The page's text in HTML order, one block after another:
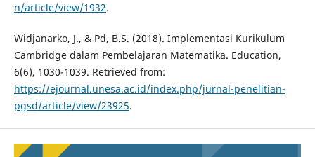
n/article/view/1932.
Widjanarko, J., & Pd, B.S. (2018). Implementasi Kurikulum
Cambridge dalam Pembelajaran Matematika. Education,
6(6), 1030-1039. Retrieved from:
https://ejournal.unesa.ac.id/index.php/jurnal-penelitian-
pgsd/article/view/23925.